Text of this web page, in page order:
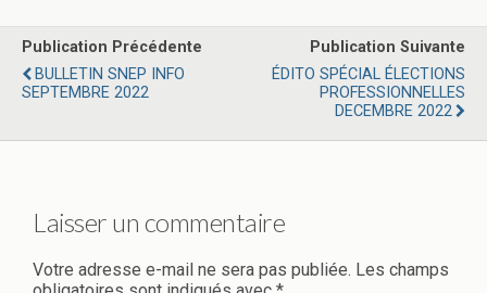
Publication Précédente
BULLETIN SNEP INFO
SEPTEMBRE 2022
Publication Suivante
ÉDITO SPÉCIAL ÉLECTIONS
PROFESSIONNELLES
DECEMBRE 2022
Laisser un commentaire
Votre adresse e-mail ne sera pas publiée. Les champs